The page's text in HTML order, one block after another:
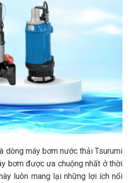
dòng máy bơm nước thải Tsurumi
bơm được ưa chuộng nhất ở thời
luôn mang lại những lợi ích nổi